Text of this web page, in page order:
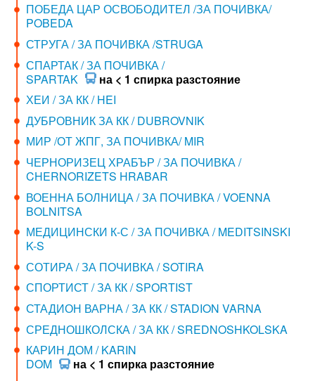
ПОБЕДА ЦАР ОСВОБОДИТЕЛ /ЗА ПОЧИВКА/
POBEDA
СТРУГА / ЗА ПОЧИВКА /STRUGA
СПАРТАК / ЗА ПОЧИВКА /
SPARTAK
на < 1 спирка разстояние
ХЕИ / ЗА КК / HEI
ДУБРОВНИК ЗА КК / DUBROVNIK
МИР /ОТ ЖПГ, ЗА ПОЧИВКА/ MIR
ЧЕРНОРИЗЕЦ ХРАБЪР / ЗА ПОЧИВКА /
CHERNORIZETS HRABAR
ВОЕННА БОЛНИЦА / ЗА ПОЧИВКА / VOENNA
BOLNITSA
МЕДИЦИНСКИ К-С / ЗА ПОЧИВКА / MEDITSINSKI
K-S
СОТИРА / ЗА ПОЧИВКА / SOTIRA
СПОРТИСТ / ЗА КК / SPORTIST
СТАДИОН ВАРНА / ЗА КК / STADION VARNA
СРЕДНОШКОЛСКА / ЗА КК / SREDNOSHKOLSKA
КАРИН ДОМ / KARIN
DOM
на < 1 спирка разстояние